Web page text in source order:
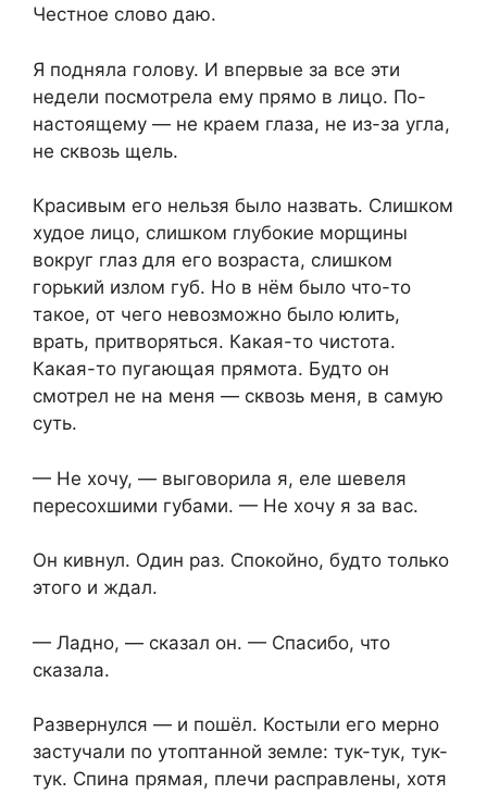
Честное слово даю.
Я подняла голову. И впервые за все эти
недели посмотрела ему прямо в лицо. По-
настоящему — не краем глаза, не из-за угла,
не сквозь щель.
Красивым его нельзя было назвать. Слишком
худое лицо, слишком глубокие морщины
вокруг глаз для его возраста, слишком
горький излом губ. Но в нём было что-то
такое, от чего невозможно было юлить,
врать, притворяться. Какая-то чистота.
Какая-то пугающая прямота. Будто он
смотрел не на меня — сквозь меня, в самую
суть.
— Не хочу, — выговорила я, еле шевеля
пересохшими губами. — Не хочу я за вас.
Он кивнул. Один раз. Спокойно, будто только
этого и ждал.
— Ладно, — сказал он. — Спасибо, что
сказала.
Развернулся — и пошёл. Костыли его мерно
застучали по утоптанной земле: тук-тук, тук-
тук. Спина прямая, плечи расправлены, хотя